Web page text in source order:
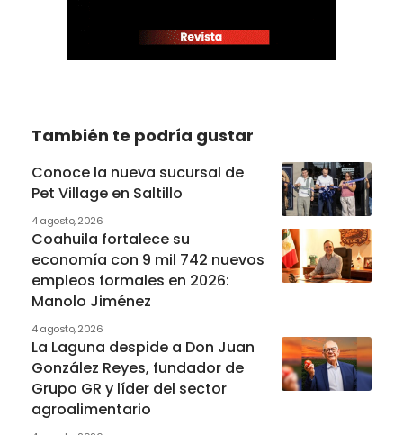
También te podría gustar
Conoce la nueva sucursal de
Pet Village en Saltillo
4 agosto, 2026
Coahuila fortalece su
economía con 9 mil 742 nuevos
empleos formales en 2026:
Manolo Jiménez
4 agosto, 2026
La Laguna despide a Don Juan
González Reyes, fundador de
Grupo GR y líder del sector
agroalimentario